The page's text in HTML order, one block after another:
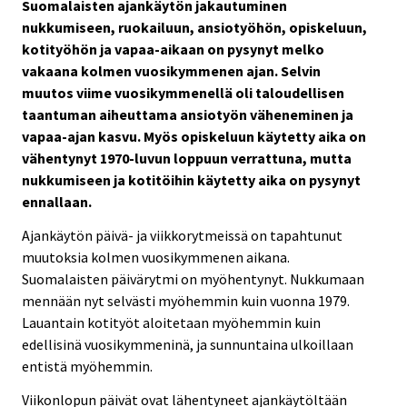
Suomalaisten ajankäytön jakautuminen
nukkumiseen, ruokailuun, ansiotyöhön, opiskeluun,
kotityöhön ja vapaa-aikaan on pysynyt melko
vakaana kolmen vuosikymmenen ajan. Selvin
muutos viime vuosikymmenellä oli taloudellisen
taantuman aiheuttama ansiotyön väheneminen ja
vapaa-ajan kasvu. Myös opiskeluun käytetty aika on
vähentynyt 1970-luvun loppuun verrattuna, mutta
nukkumiseen ja kotitöihin käytetty aika on pysynyt
ennallaan.
Ajankäytön päivä- ja viikkorytmeissä on tapahtunut
muutoksia kolmen vuosikymmenen aikana.
Suomalaisten päivärytmi on myöhentynyt. Nukkumaan
mennään nyt selvästi myöhemmin kuin vuonna 1979.
Lauantain kotityöt aloitetaan myöhemmin kuin
edellisinä vuosikymmeninä, ja sunnuntaina ulkoillaan
entistä myöhemmin.
Viikonlopun päivät ovat lähentyneet ajankäytöltään